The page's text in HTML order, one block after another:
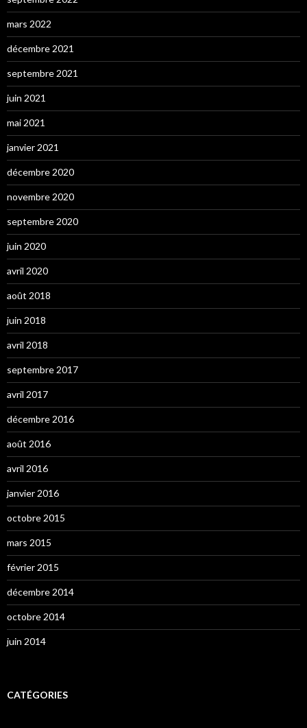
mars 2022
décembre 2021
septembre 2021
juin 2021
mai 2021
janvier 2021
décembre 2020
novembre 2020
septembre 2020
juin 2020
avril 2020
août 2018
juin 2018
avril 2018
septembre 2017
avril 2017
décembre 2016
août 2016
avril 2016
janvier 2016
octobre 2015
mars 2015
février 2015
décembre 2014
octobre 2014
juin 2014
CATÉGORIES